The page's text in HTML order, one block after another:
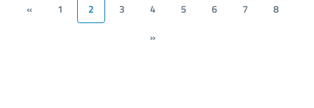
« 1 2 3 4 5 6 7
8
»